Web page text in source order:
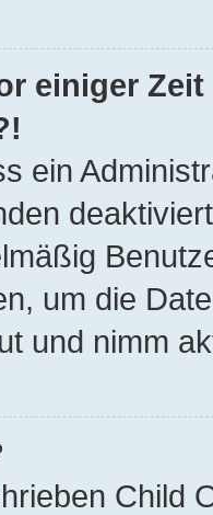
einiger
ein
um die
und nimm
Child